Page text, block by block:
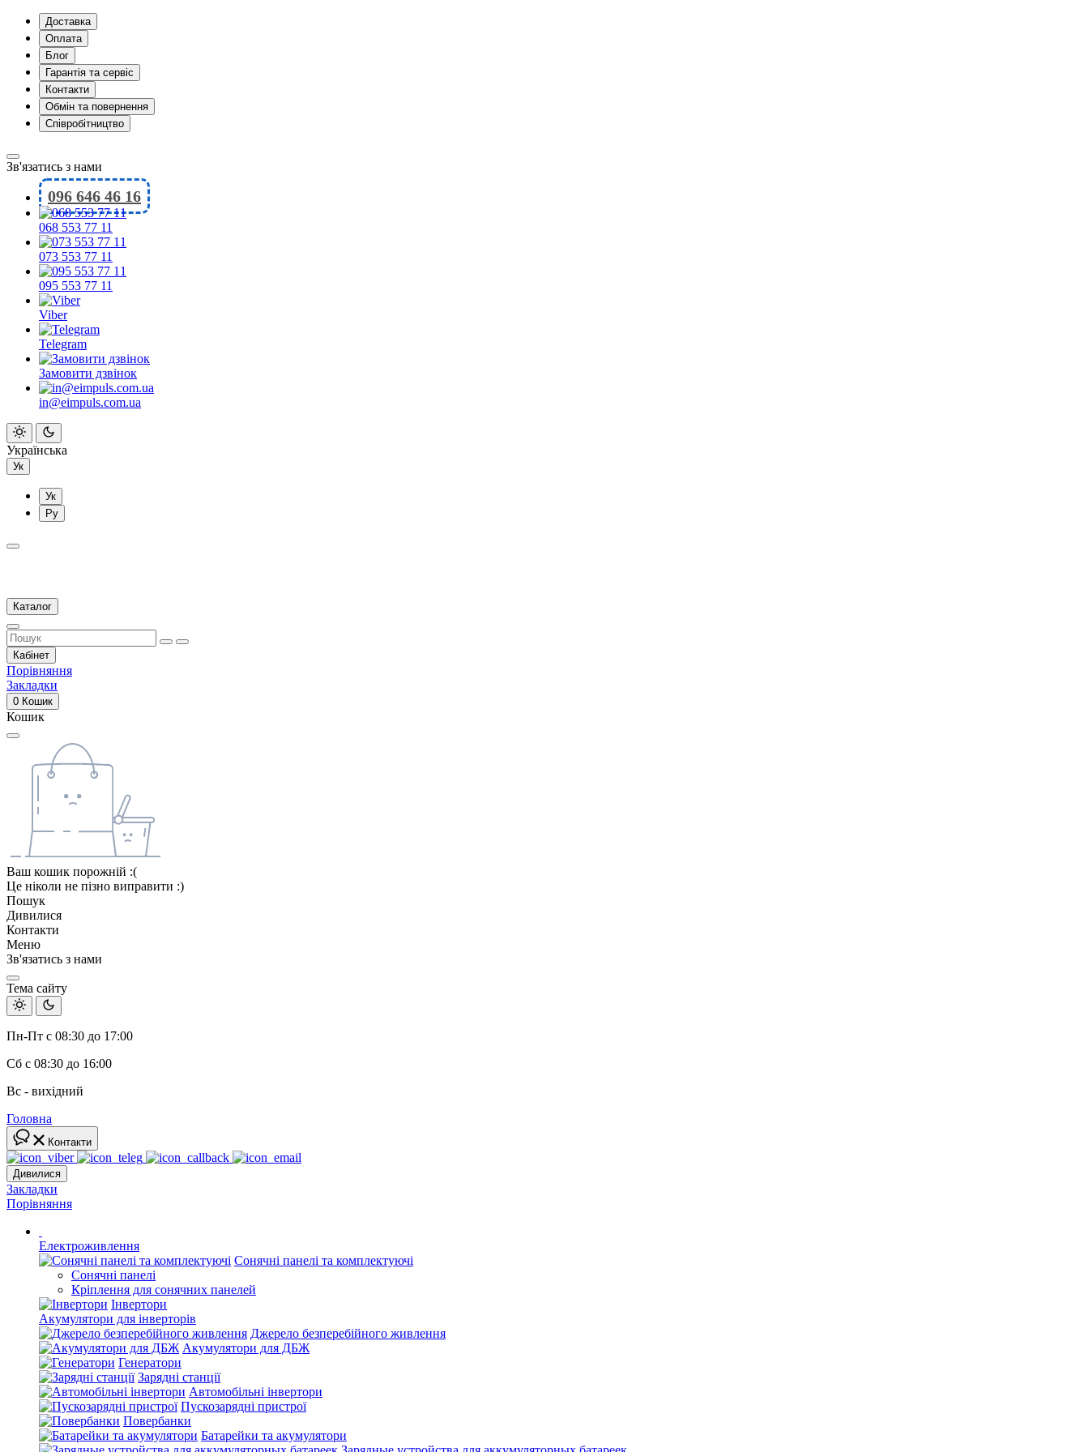
Доставка
Оплата
Блог
Гарантія та сервіс
Контакти
Обмін та повернення
Співробітництво
Зв'язатись з нами
096 646 46 16
068 553 77 11
073 553 77 11
095 553 77 11
Viber
Telegram
Замовити дзвінок
in@eimpuls.com.ua
Українська
Ук
Ук
Ру
Каталог
Кабінет
Порівняння
Закладки
0 Кошик
Кошик
Ваш кошик порожній :(
Це ніколи не пізно виправити :)
Пошук
Дивилися
Контакти
Меню
Зв'язатись з нами
Тема сайту
Пн-Пт с 08:30 до 17:00
Сб с 08:30 до 16:00
Вс - вихідний
Головна
Контакти
Дивилися
Закладки
Порівняння
Електроживлення
Сонячні панелі та комплектуючі
Сонячні панелі
Кріплення для сонячних панелей
Інвертори
Акумулятори для інверторів
Джерело безперебійного живлення
Акумулятори для ДБЖ
Генератори
Зарядні станції
Автомобільні інвертори
Пускозарядні пристрої
Повербанки
Батарейки та акумулятори